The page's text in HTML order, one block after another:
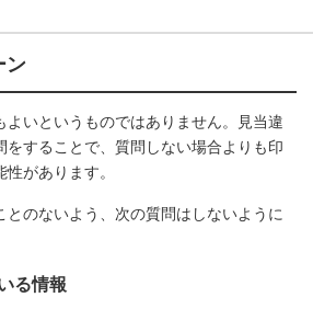
ン
よいというものではありません。見当違
をすることで、質問しない場合よりも印
があります。
とのないよう、次の質問はしないように
る情報